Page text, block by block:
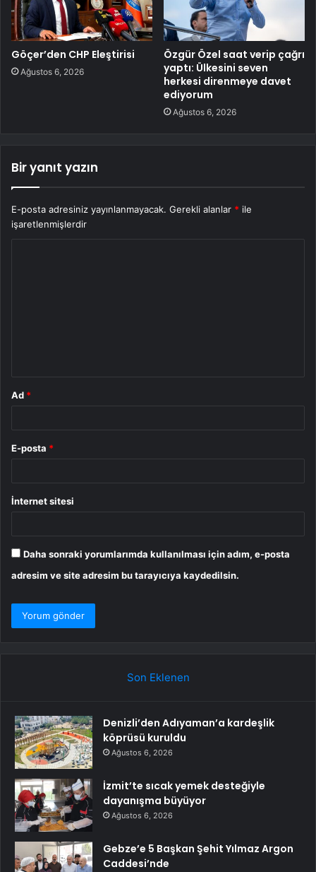
Göçer’den CHP Eleştirisi
Ağustos 6, 2026
Özgür Özel saat verip çağrı
yaptı: Ülkesini seven
herkesi direnmeye davet
ediyorum
Ağustos 6, 2026
Bir yanıt yazın
E-posta adresiniz yayınlanmayacak. Gerekli alanlar * ile
işaretlenmişlerdir
Ad *
E-posta *
İnternet sitesi
Daha sonraki yorumlarımda kullanılması için adım, e-posta
adresim ve site adresim bu tarayıcıya kaydedilsin.
Son Eklenen
Denizli’den Adıyaman’a kardeşlik
köprüsü kuruldu
Ağustos 6, 2026
İzmit’te sıcak yemek desteğiyle
dayanışma büyüyor
Ağustos 6, 2026
Gebze’e 5 Başkan Şehit Yılmaz Argon
Caddesi’nde